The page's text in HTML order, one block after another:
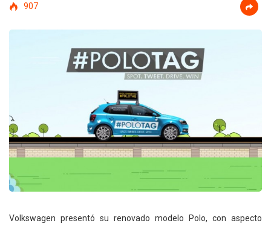
907
Volkswagen presentó su renovado modelo Polo, con aspecto